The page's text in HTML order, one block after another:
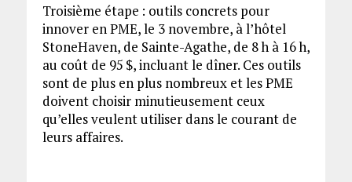
Troisième étape : outils concrets pour
innover en PME, le 3 novembre, à l’hôtel
StoneHaven, de Sainte-Agathe, de 8 h à 16 h,
au coût de 95 $, incluant le dîner. Ces outils
sont de plus en plus nombreux et les PME
doivent choisir minutieusement ceux
qu’elles veulent utiliser dans le courant de
leurs affaires.